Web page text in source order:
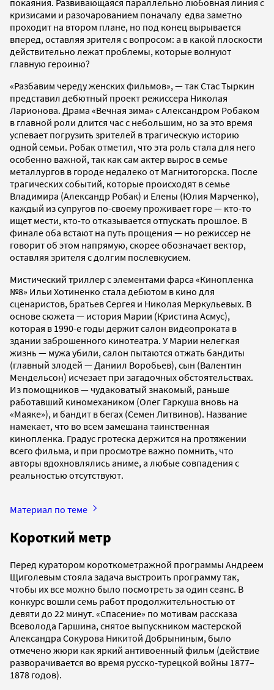
кризисами и разочарованием поначалу едва заметно
проходит на втором плане, но под конец вырывается
вперед, оставляя зрителя с вопросом: а в какой плоскости
действительно лежат проблемы, которые волнуют
главную героиню?
«Разбавим череду женских фильмов», — так Стас Тыркин
представил дебютный проект режиссера Николая
Ларионова. Драма «Вечная зима» с Александром Робаком
в главной роли длится час с небольшим, но за это время
успевает погрузить зрителей в трагическую историю
одной семьи. Робак отметил, что эта роль стала для него
особенно важной, так как сам актер вырос в семье
металлургов в городе недалеко от Магнитогорска. После
трагических событий, которые происходят в семье
Владимира (Александр Робак) и Елены (Юлия Марченко),
каждый из супругов по-своему проживает горе — кто-то
ищет мести, кто-то отказывается отпускать прошлое. В
финале оба встают на путь прощения — но режиссер не
говорит об этом напрямую, скорее обозначает вектор,
оставляя зрителя с долгим послевкусием.
Мистический триллер с элементами фарса «Кинопленка
№8» Ильи Хотиненко стала дебютом в кино для
сценаристов, братьев Сергея и Николая Меркульевых. В
основе сюжета — история Марии (Кристина Асмус),
которая в 1990-е годы держит салон видеопроката в
здании заброшенного кинотеатра. У Марии нелегкая
жизнь — мужа убили, салон пытаются отжать бандиты
(главный злодей — Даниил Воробьев), сын (Валентин
Мендельсон) исчезает при загадочных обстоятельствах.
Из помощников — чудаковатый знакомый, раньше
работавший киномехаником (Олег Гаркуша вновь на
«Маяке»), и бандит в бегах (Семен Литвинов). Название
намекает, что во всем замешана таинственная
кинопленка. Градус гротеска держится на протяжении
всего фильма, и при просмотре важно помнить, что
авторы вдохновлялись аниме, а любые совпадения с
реальностью отсутствуют.
Материал по теме
Короткий метр
Перед куратором короткометражной программы Андреем
Щиголевым стояла задача выстроить программу так,
чтобы их все можно было посмотреть за один сеанс. В
конкурс вошли семь работ продолжительностью от
девяти до 22 минут. «Спасение» по мотивам рассказа
Всеволода Гаршина, снятое выпускником мастерской
Александра Сокурова Никитой Добрыниным, было
отмечено жюри как яркий антивоенный фильм (действие
разворачивается во время русско-турецкой войны 1877–
1878 годов).